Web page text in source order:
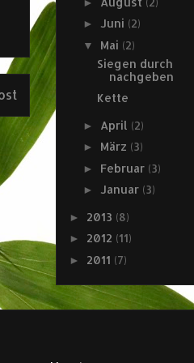
► Juni (2)
▼ Mai (2)
Siegen durch
nachgeben
Kette
► April (2)
► März (3)
► Februar (3)
► Januar (3)
► 2013 (8)
► 2012 (11)
► 2011 (7)